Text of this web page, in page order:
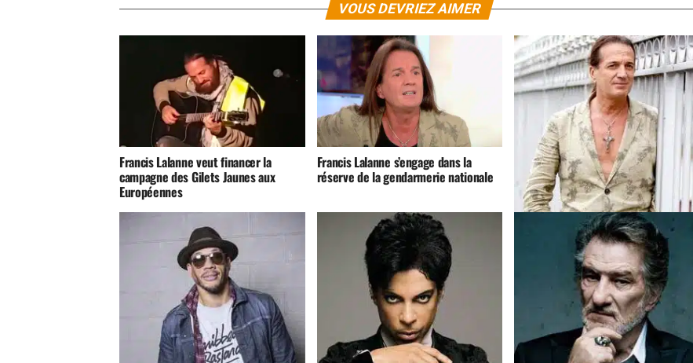
VOUS DEVRIEZ AIMER
Francis Lalanne veut financer la
campagne des Gilets Jaunes aux
Européennes
Francis Lalanne s’engage dans la
réserve de la gendarmerie nationale
La très surprenante reconversion de
Francis Lalanne